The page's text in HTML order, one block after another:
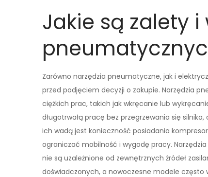
Jakie są zalety
Zarówno narzędzia pneumatyczne, jak i
przed podjęciem decyzji o zakupie. Narzędzia
ciężkich prac, takich jak wkręcanie lub
długotrwałą pracę bez przegrzewania się
ich wadą jest konieczność posiadania
ograniczać mobilność i wygodę pracy.
nie są uzależnione od zewnętrznych źródeł
doświadczonych, a nowoczesne modele często